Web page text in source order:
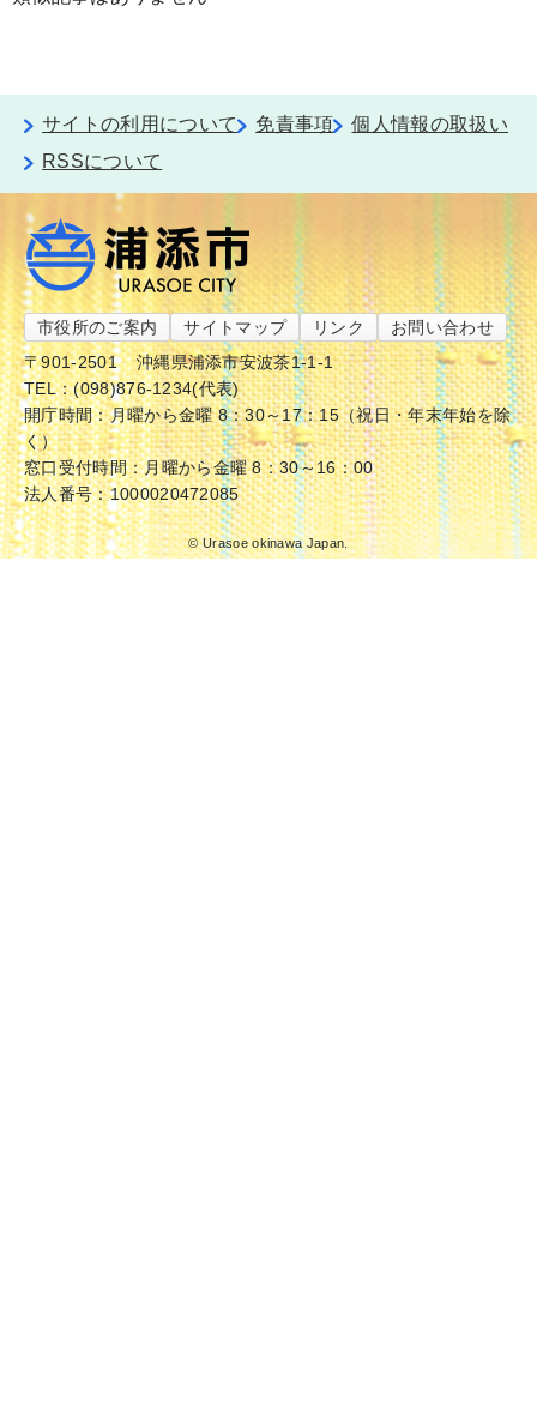
サイトの利用について 免責事項
個人情報の取扱い
RSSについて
市役所のご案内 サイトマップ リンク
お問い合わせ
〒901-2501
沖縄県浦添市安波茶1-1-1
TEL：(098)876-1234(代表)
開庁時間：月曜から金曜 8：30～17：15（祝日・年末年始を除
く）
窓口受付時間：月曜から金曜 8：30～16：00
法人番号：1000020472085
© Urasoe okinawa Japan.